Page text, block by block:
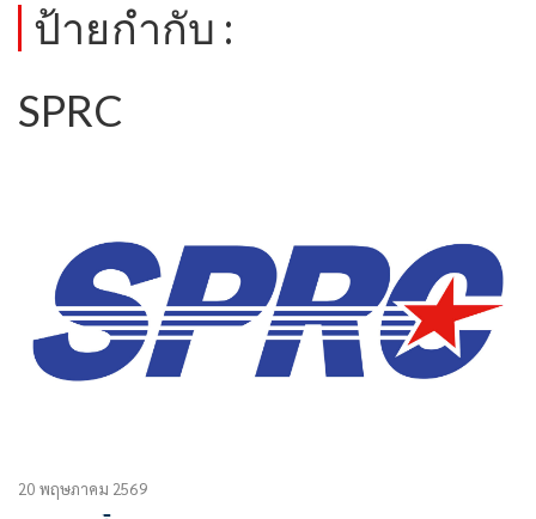
ป้ายกำกับ :
SPRC
20 พฤษภาคม 2569